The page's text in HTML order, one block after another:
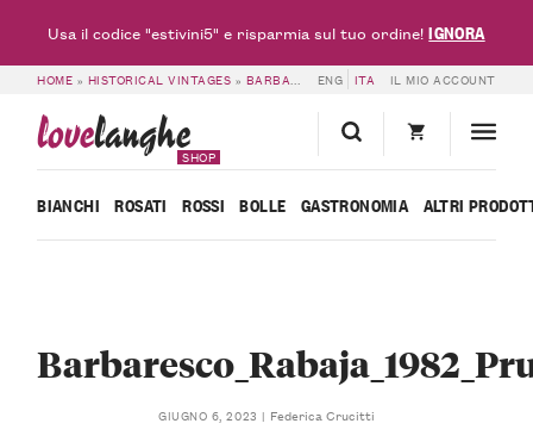
HOME » HISTORICAL VINTAGES » BARBARESCO DOCG RABAJA 1982 – PRUNOTTO ENG ITA IL MIO ACCOUNT
lovelanghe
SHOP
BIANCHI ROSATI ROSSI BOLLE GASTRONOMIA ALTRI
GIUGNO 6, 2023 Federica Crucitti
Usa il codice "estivini5" e risparmia sul tuo ordine!IGNORA